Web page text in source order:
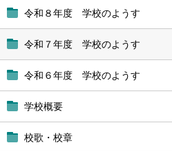
令和８年度 学校のようす
令和７年度 学校のようす
令和６年度 学校のようす
学校概要
校歌・校章